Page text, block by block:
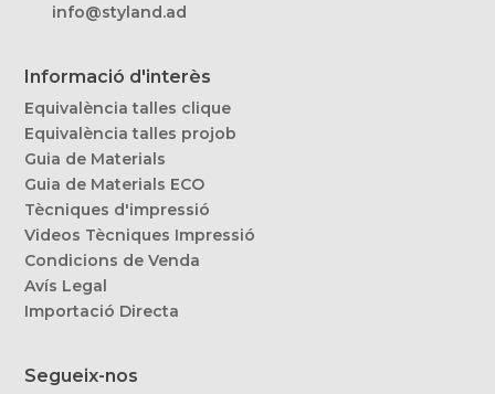
info@styland.ad
Informació d'interès
Equivalència talles clique
Equivalència talles projob
Guia de Materials
Guia de Materials ECO
Tècniques d'impressió
Videos Tècniques Impressió
Condicions de Venda
Avís Legal
Importació Directa
Segueix-nos